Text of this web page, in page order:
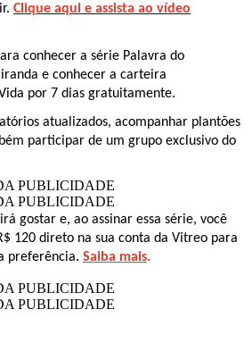
Clique aqui e assista ao vídeo
conhecer a série Palavra do
e conhecer a carteira
por 7 dias gratuitamente.
atualizados, acompanhar plantões
participar de um grupo exclusivo do
PUBLICIDADE
PUBLICIDADE
gostar e, ao assinar essa série, você
120 direto na sua conta da Vitreo para
preferência. Saiba mais.
PUBLICIDADE
PUBLICIDADE